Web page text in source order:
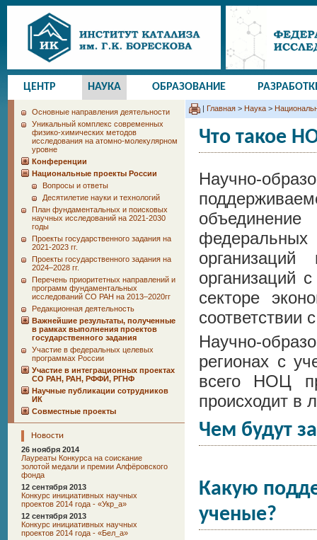
ЦЕНТР НАУКА ОБРАЗОВАНИЕ
Основные направления деятельности
Уникальный комплекс современных
физико-химических методов
исследования на атомно-молекулярном
уровне
Конференции
Национальные проекты России
Вопросы и ответы
Десятилетие науки и технологий
План фундаментальных и поисковых
научных исследований на 2021-2030
годы
Проекты государственного задания на
2021-2023 гг.
Проекты государственного задания на
2024–2028 гг.
Перечень приоритетных направлений и
программ фундаментальных
исследований СО РАН на 2013–2020гг
Редакционная деятельность
Важнейшие результаты, полученные
в рамках выполнения проектов
государственного задания
Участие в федеральных целевых
программах России
Участие в интеграционных проектах
СО РАН, РАН, РФФИ, РГНФ
Научные публикации сотрудников
ИК
Совместные проекты
Новости
26 ноября 2014
Лауреаты Конкурса на соискание
золотой медали и премии Алфёровского
фонда
12 сентября 2013
Конкурс инициативных научных
проектов 2014 года - «Укр_а»
12 сентября 2013
Конкурс инициативных научных
проектов 2014 года - «Бел_а»
| Главная > Наука >
Что такое
Научно-
организаций
секторе
соответствии
Научно-
регионах с
всего НОЦ
происходит в
Чем будут
Какую
ученые?